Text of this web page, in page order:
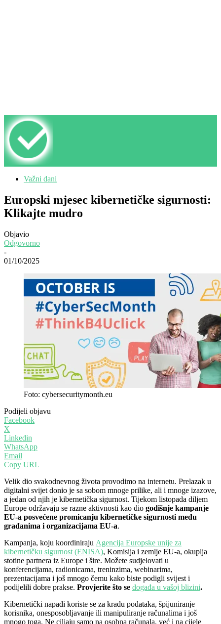
Važni dani
Europski mjesec kibernetičke sigurnosti:
Klikajte mudro
Objavio
Odgovorno
-
01/10/2025
Foto: cybersecuritymonth.eu
Podijeli objavu
Facebook
X
Linkedin
WhatsApp
Email
Copy URL
Velik dio svakodnevnog života provodimo na internetu. Prelazak u
digitalni svijet donio je sa sobom mnoge prilike, ali i mnoge izazove,
a jedan od njih je kibernetička sigurnost. Tijekom listopada diljem
Europe održavaju se razne aktivnosti kao dio godišnje kampanje
EU-a posvećene promicanju kibernetičke sigurnosti među
građanima i organizacijama EU-a.
Kampanja, koju koordiniraju Agencija Europske unije za
kibernetičku sigurnost (ENISA), Komisija i zemlje EU-a, okuplja
stotine partnera iz Europe i šire. Možete sudjelovati u
konferencijama, radionicama, treninzima, webinarima,
prezentacijama i još mnogo čemu kako biste podigli svijest i
podijelili dobre prakse. Provjerite što se događa u vašoj blizini.
Kibernetički napadi koriste se za krađu podataka, špijuniranje
korisnika, onesposobljavanje ili manipuliranje računalima i još
mnogo toga. Ne ciljaju samo na osobna računala, već i na cijele